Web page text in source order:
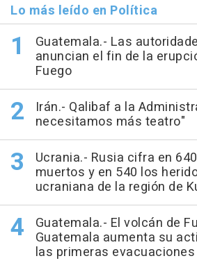
Lo más leído en Política
Guatemala.- Las
anuncian el fin de la
Fuego
Irán.- Qalibaf a la
necesitamos más teatro"
Ucrania.- Rusia cifra en
muertos y en 540 los
ucraniana de la región de
Guatemala.- El volcán de
Guatemala aumenta su
las primeras evacuaciones